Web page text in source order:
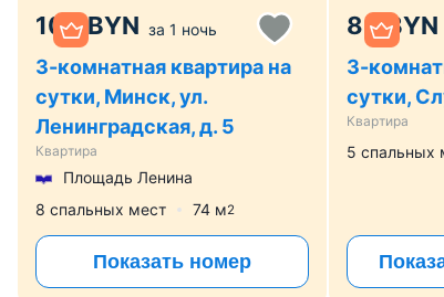
100 BYN за 1 ночь
3-комнатная квартира на
сутки, Минск, ул.
Ленинградская, д. 5
Квартира
Площадь Ленина
8 спальных мест
74 м2
Показать номер
80 BYN
3-
сутки,
Квартира
5 спальных